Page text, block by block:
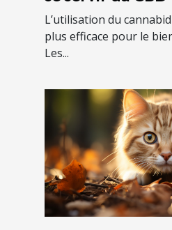
son cheval ?
L’utilisation du
plus efficace pour le
Les...